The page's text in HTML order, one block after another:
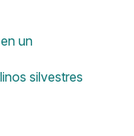
un
silvestres